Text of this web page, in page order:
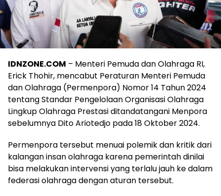
IDNZONE.COM – Menteri Pemuda dan Olahraga RI,
Erick Thohir, mencabut Peraturan Menteri Pemuda
dan Olahraga (Permenpora) Nomor 14 Tahun 2024
tentang Standar Pengelolaan Organisasi Olahraga
Lingkup Olahraga Prestasi ditandatangani Menpora
sebelumnya Dito Ariotedjo pada 18 Oktober 2024.
Permenpora tersebut menuai polemik dan kritik dari
kalangan insan olahraga karena pemerintah dinilai
bisa melakukan intervensi yang terlalu jauh ke dalam
federasi olahraga dengan aturan tersebut.